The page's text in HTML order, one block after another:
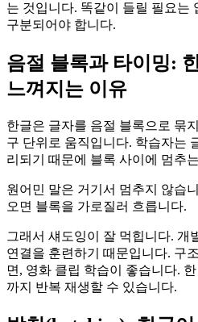
는 것입니다. 똑같이 들릴 필요는
구분되어야 합니다.
음절 블록과 타이밍:
느껴지는 이유
한글은 글자를 음절 블록으로 묶
구 단위로 움직입니다. 학습자는
리되기 때문에 블록 사이에 멈추
원어민 말은 거기서 멈추지 않습
오면 블록을 가로질러 흐릅니다.
그래서 섀도잉이 잘 먹힙니다. 개
연결을 훈련하기 때문입니다. 구
면, 영화 클립 학습이 좋습니다.
까지 반복 재생할 수 있습니다.